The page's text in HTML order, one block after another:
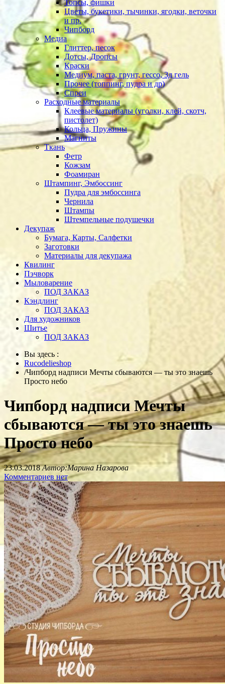
Топсы, фишки
Цветы, букетики, тычинки, ягодки, веточки
и пр.
Чипборд
Медиа
Глиттер, песок
Дотсы, Дропсы
Краски
Медиум, паста, грунт, гессо, 3д гель
Прочее (топпинг, пудра и др)
Спреи
Расходные материалы
Клеевые материалы (уголки, клей, скотч,
пистолет)
Кольца, Пружины
Магниты
Ткань
Фетр
Кожзам
Фоамиран
Штампинг, Эмбоссинг
Пудра для эмбоссинга
Чернила
Штампы
Штемпельные подушечки
Декупаж
Бумага, Карты, Салфетки
Заготовки
Материалы для декупажа
Квилинг
Пэчворк
Мыловарение
ПОД ЗАКАЗ
Кэндлинг
ПОД ЗАКАЗ
Для художников
Шитье
ПОД ЗАКАЗ
Вы здесь :
Rucodelieshop
/Чипборд надписи Мечты сбываются — ты это знаешь
Просто небо
Чипборд надписи Мечты
сбываются — ты это знаешь
Просто небо
23.03.2018 Автор:Марина Назарова
Комментариев нет